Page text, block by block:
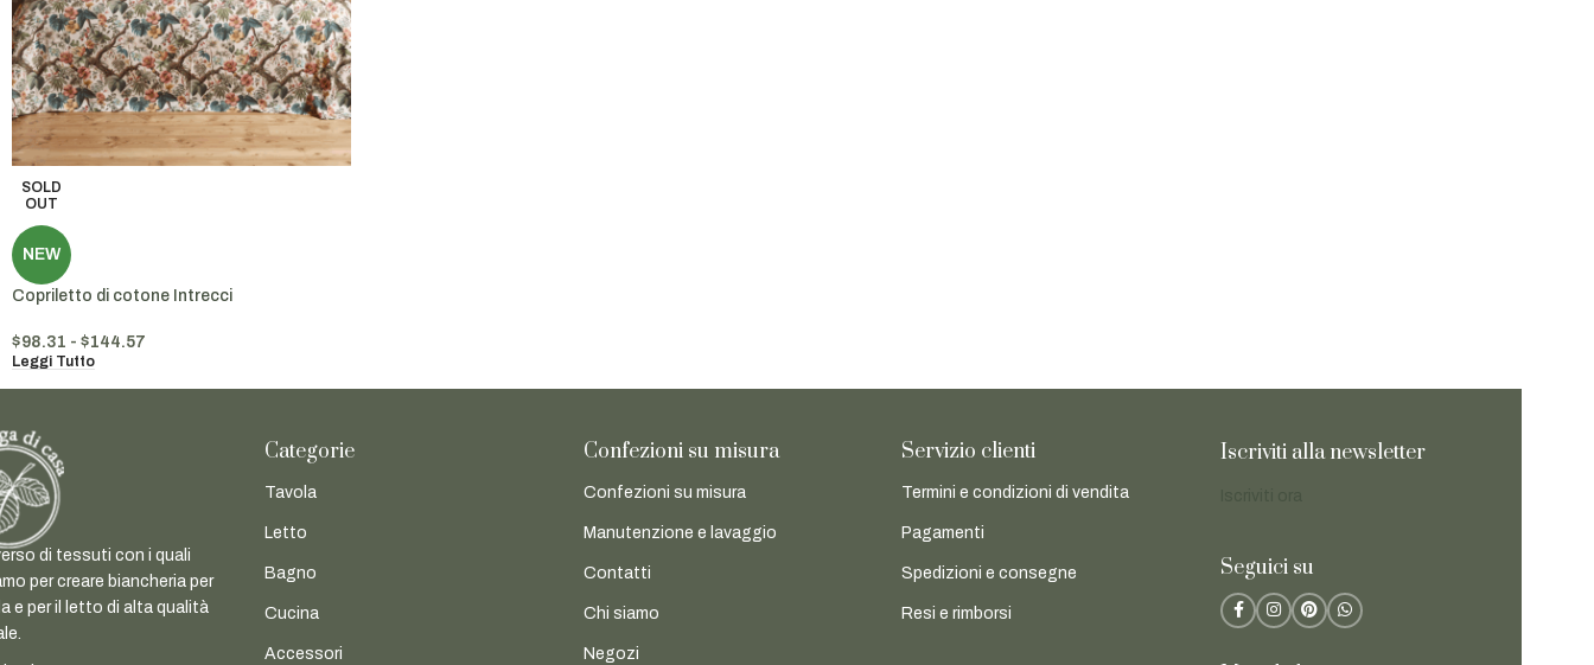
SOLD
OUT
NEW
Copriletto di cotone Intrecci
$98.31 - $144.57
Leggi Tutto
di tessuti con i quali
per creare biancheria per
e per il letto di alta qualità
Categorie
Tavola
Letto
Bagno
Cucina
Accessori
Confezioni su misura
Confezioni su misura
Manutenzione e lavaggio
Contatti
Chi siamo
Negozi
Servizio clienti
Termini e condizioni di vendita
Pagamenti
Spedizioni e consegne
Resi e rimborsi
Iscriviti alla newsletter
Seguici su